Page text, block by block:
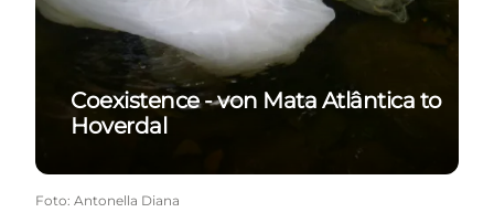
Coexistence - von Mata Atlântica to
Hoverdal
Foto: Antonella Diana